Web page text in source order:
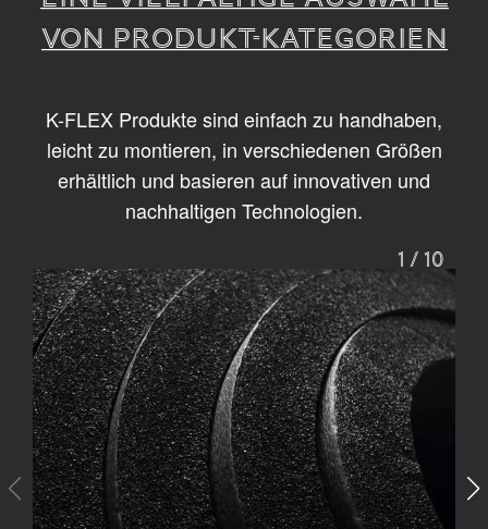
VON PRODUKT-KATEGORIEN
K-FLEX Produkte sind einfach zu handhaben,
leicht zu montieren, in verschiedenen Größen
erhältlich und basieren auf innovativen und
nachhaltigen Technologien.
1 / 10